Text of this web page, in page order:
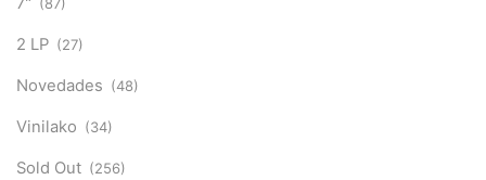
2 LP (27)
Novedades (48)
Vinilako (34)
Sold Out (256)